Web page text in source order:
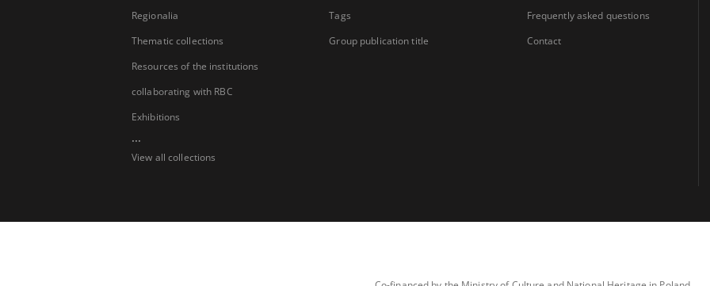
Regionalia
Thematic collections
Resources of the institutions
collaborating with RBC
Exhibitions
...
View all collections
Tags
Group publication title
Frequently asked questions
Contact